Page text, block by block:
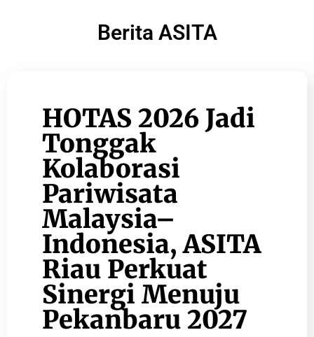
Berita ASITA
HOTAS 2026 Jadi
Tonggak
Kolaborasi
Pariwisata
Malaysia–
Indonesia, ASITA
Riau Perkuat
Sinergi Menuju
Pekanbaru 2027